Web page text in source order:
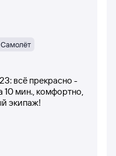
авиакомпании,
Самолёт
всё прекрасно -
10 мин., комфортно,
экипаж!